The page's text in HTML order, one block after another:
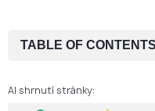
TABLE OF CONTENTS
AI shrnutí stránky: